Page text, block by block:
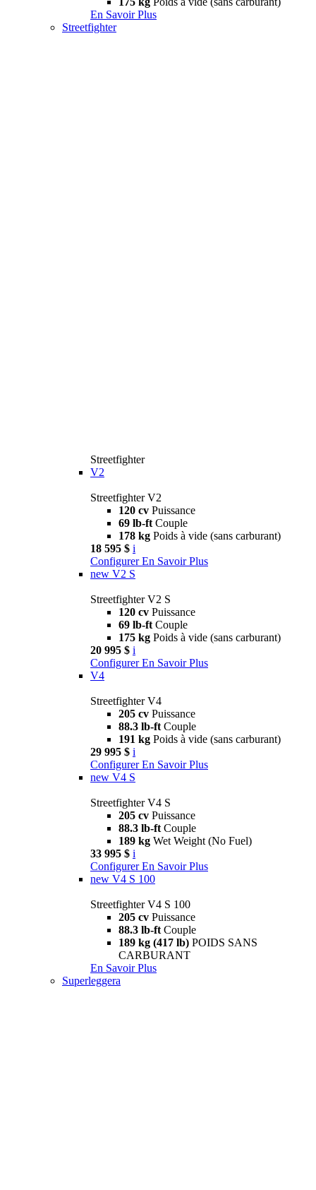
En Savoir Plus
Streetfighter
Streetfighter
V2
Streetfighter V2
120 cv Puissance
69 lb-ft Couple
178 kg Poids à vide (sans carburant)
18 595 $ i
Configurer En Savoir Plus
new V2 S
Streetfighter V2 S
120 cv Puissance
69 lb-ft Couple
175 kg Poids à vide (sans carburant)
20 995 $ i
Configurer En Savoir Plus
V4
Streetfighter V4
205 cv Puissance
88.3 lb-ft Couple
191 kg Poids à vide (sans carburant)
29 995 $ i
Configurer En Savoir Plus
new V4 S
Streetfighter V4 S
205 cv Puissance
88.3 lb-ft Couple
189 kg Wet Weight (No Fuel)
33 995 $ i
Configurer En Savoir Plus
new V4 S 100
Streetfighter V4 S 100
205 cv Puissance
88.3 lb-ft Couple
189 kg (417 lb) POIDS SANS
CARBURANT
En Savoir Plus
Superleggera